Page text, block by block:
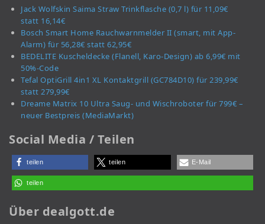
Jack Wolfskin Saima Straw Trinkflasche (0,7 l) für 11,09€
statt 16,14€
Bosch Smart Home Rauchwarnmelder II (smart, mit App-
Alarm) für 56,28€ statt 62,95€
BEDELITE Kuscheldecke (Flanell, Karo-Design) ab 6,99€ mit
50%-Code
Tefal OptiGrill 4in1 XL Kontaktgrill (GC784D10) für 239,99€
statt 279,99€
Dreame Matrix 10 Ultra Saug- und Wischroboter für 799€ –
neuer Bestpreis (MediaMarkt)
Social Media / Teilen
teilen teilen E-Mail
teilen
Über dealgott.de